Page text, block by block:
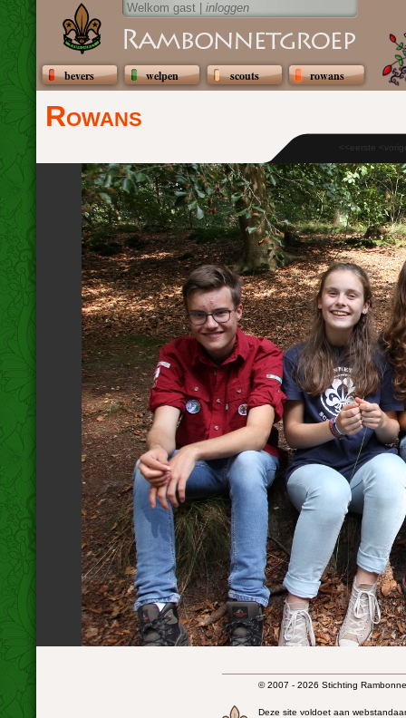
Welkom gast | inloggen
bevers welpen scouts rowans
Rowans
<<eerste
© 2007 - 2026 Stichting
Deze site voldoet aan